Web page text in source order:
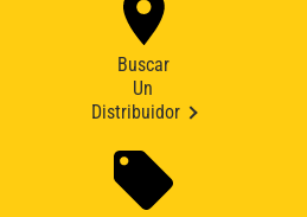
Buscar
Un
Distribuidor